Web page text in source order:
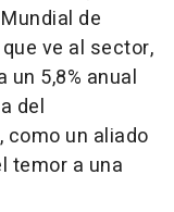
de
ve al sector,
5,8% anual
del
un aliado
temor a una